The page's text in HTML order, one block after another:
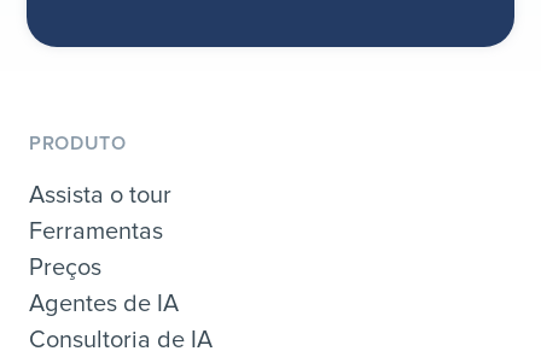
PRODUTO
Assista o tour
Ferramentas
Preços
Agentes de IA
Consultoria de IA